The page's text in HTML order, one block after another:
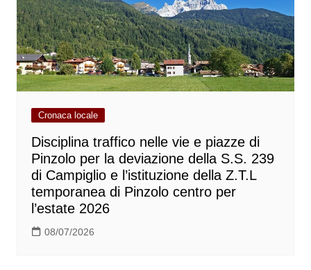
Cronaca locale
Disciplina traffico nelle vie e piazze di
Pinzolo per la deviazione della S.S. 239
di Campiglio e l’istituzione della Z.T.L
temporanea di Pinzolo centro per
l’estate 2026
08/07/2026